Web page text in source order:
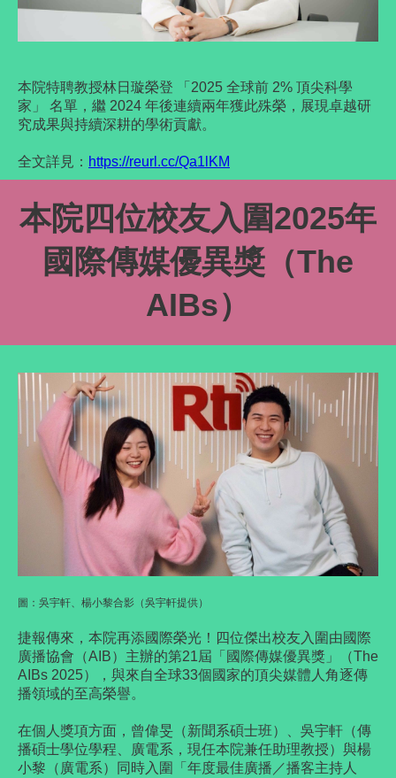
本院特聘教授林日璇榮登 「2025 全球前 2% 頂尖科學
家」 名單，繼 2024 年後連續兩年獲此殊榮，展現卓越研
究成果與持續深耕的學術貢獻。
全文詳見： https://reurl.cc/Qa1lKM
本院四位校友入圍2025年
國際傳媒優異獎 （The
AIBs）
圖：吳宇軒、楊小黎合影（吳宇軒提供）
捷報傳來，本院再添國際榮光！四位傑出校友入圍由國際
廣播協會（AIB）主辦的第21屆「國際傳媒優異獎」（The
AIBs 2025），與來自全球33個國家的頂尖媒體人角逐傳
播領域的至高榮譽。
在個人獎項方面，曾偉旻（新聞系碩士班）、吳宇軒（傳
播碩士學位學程、廣電系，現任本院兼任助理教授）與楊
小黎（廣電系）同時入圍「年度最佳廣播／播客主持人